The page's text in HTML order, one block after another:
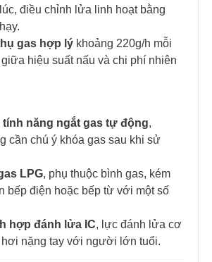
điều chỉnh lửa linh hoạt bằng
gas hợp lý khoảng 220g/h mỗi
giữa hiệu suất nấu và chi phí nhiên
tính năng ngắt gas tự động,
cần chú ý khóa gas sau khi sử
LPG, phụ thuộc bình gas, kém
bếp điện hoặc bếp từ với một số
hợp đánh lửa IC, lực đánh lửa cơ
hơi nặng tay với người lớn tuổi.